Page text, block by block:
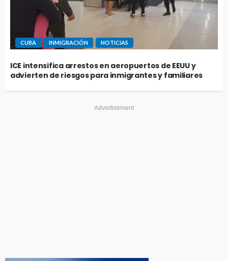
CUBA INMIGRACIÓN NOTICIAS
ICE intensifica arrestos en aeropuertos de EEUU y
advierten de riesgos para inmigrantes y familiares
Advertisement